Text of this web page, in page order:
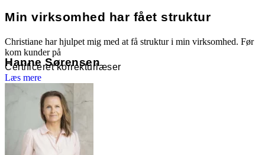
Min virksomhed har fået struktur
Christiane har hjulpet mig med at få struktur i min virksomhed. Før
kom kunder på
Hanne Sørensen
Certificeret korrekturlæser
Læs mere